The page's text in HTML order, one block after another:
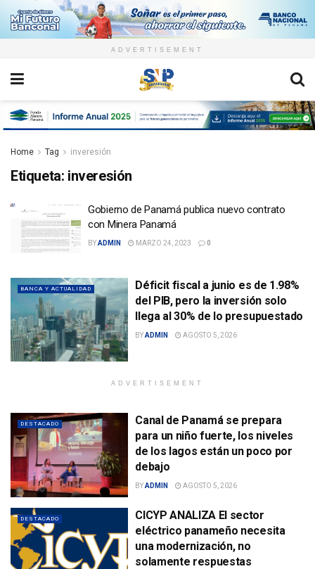
ADVERTISEMENT
Home Tag inveresión
Etiqueta: inveresión
Gobierno de Panamá publica nuevo contrato
con Minera Panamá
BYADMIN MARZO 24, 2023 0
BANCA Y ACTUALIDAD
Déficit fiscal a junio es de 1.98%
del PIB, pero la inversión solo
llega al 30% de lo presupuestado
BYADMIN AGOSTO 5, 2026
ADVERTISEMENT
DESTACADO
Canal de Panamá se prepara
para un niño fuerte, los niveles
de los lagos están un poco por
debajo
BYADMIN AGOSTO 5, 2026
DESTACADO
CICYP ANALIZA El sector
eléctrico panameño necesita
una modernización, no
solamente respuestas